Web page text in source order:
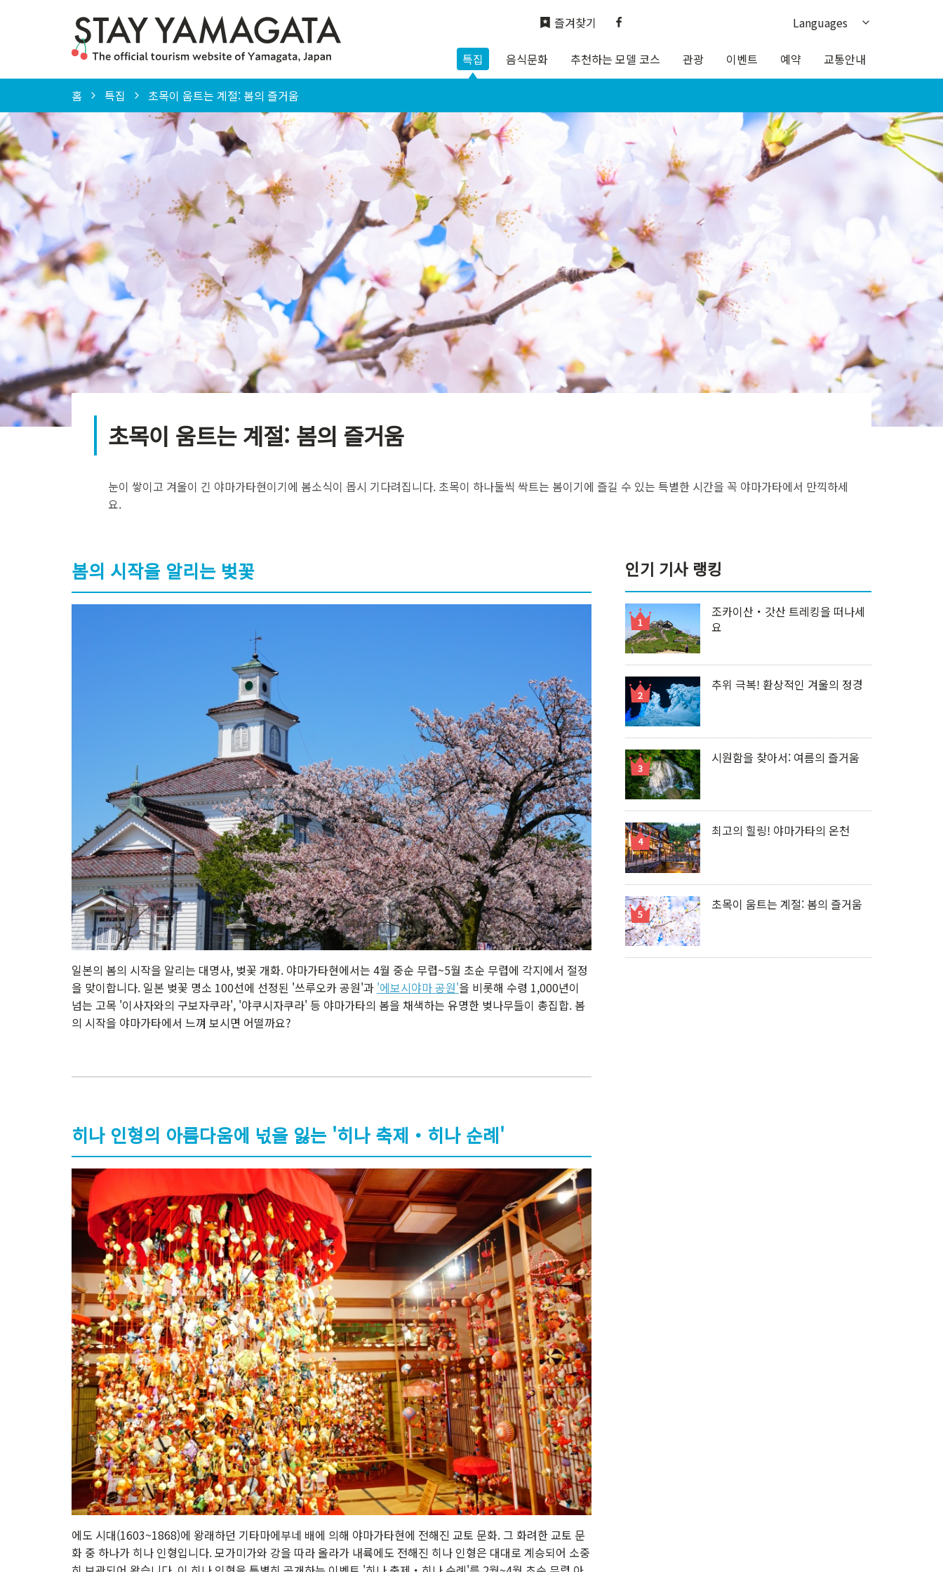
특집 음식문화 추천하는 모델 코스 관광 이벤트 예약 교통안내
즐겨찾기
Languages
日本語
繁体中文
簡体中文
ภาษาไทย
홈 특집 초목이 움트는 계절: 봄의 즐거움
초목이 움트는 계절: 봄의 즐거움
눈이 쌓이고 겨울이 긴 야마가타현이기에 봄소식이 몹시 기다려집니다. 초목이 하나둘씩 싹트는 봄이기에 즐길 수 있는 특별한 시간을 꼭 야마가타에서 만끽하세
요.
봄의 시작을 알리는 벚꽃
일본의 봄의 시작을 알리는 대명사, 벚꽃 개화. 야마가타현에서는 4월 중순 무렵~5월 초순 무렵에 각지에서 절정
을 맞이합니다. 일본 벚꽃 명소 100선에 선정된 '쓰루오카 공원'과 '에보시야마 공원'을 비롯해 수령 1,000년이
넘는 고목 '이사자와의 구보자쿠라', '야쿠시자쿠라' 등 야마가타의 봄을 채색하는 유명한 벚나무들이 총집합. 봄
의 시작을 야마가타에서 느껴 보시면 어떨까요?
히나 인형의 아름다움에 넋을 잃는 '히나 축제・히나 순례'
에도 시대(1603~1868)에 왕래하던 기타마에부네 배에 의해 야마가타현에 전해진 교토 문화. 그 화려한 교토 문
화 중 하나가 히나 인형입니다. 모가미가와 강을 따라 올라가 내륙에도 전해진 히나 인형은 대대로 계승되어 소중
인기 기사 랭킹
조카이산・갓산 트레킹을 떠나세
요
추위 극복! 환상적인 겨울의 정경
시원함을 찾아서: 여름의 즐거움
최고의 힐링! 야마가타의 온천
초목이 움트는 계절: 봄의 즐거움